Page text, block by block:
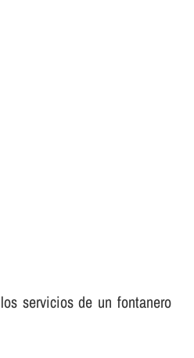
servicios de un fontanero